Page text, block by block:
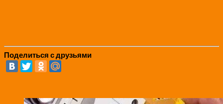
Поделиться с друзьями